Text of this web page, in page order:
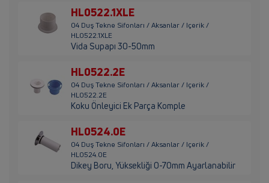
HL0522.1XLE
04 Duş Tekne Sifonları / Aksanlar / Içerik /
HL0522.1XLE
Vida Supapı 30-50mm
HL0522.2E
04 Duş Tekne Sifonları / Aksanlar / Içerik /
HL0522.2E
Koku Önleyici Ek Parça Komple
HL0524.0E
04 Duş Tekne Sifonları / Aksanlar / Içerik /
HL0524.0E
Dikey Boru, Yüksekliği 0-70mm Ayarlanabilir